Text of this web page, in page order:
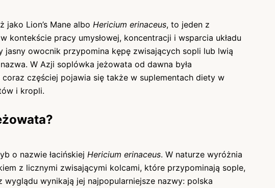
jako Lion’s Mane albo Hericium erinaceus, to jeden z
kontekście pracy umysłowej, koncentracji i wsparcia układu
jasny owocnik przypomina kępę zwisających sopli lub lwią
W Azji soplówka jeżowata od dawna była
częściej pojawia się także w suplementach diety w
i kropli.
o nazwie łacińskiej Hericium erinaceus. W naturze wyróżnia
z licznymi zwisającymi kolcami, które przypominają sople,
wyglądu wynikają jej najpopularniejsze nazwy: polska